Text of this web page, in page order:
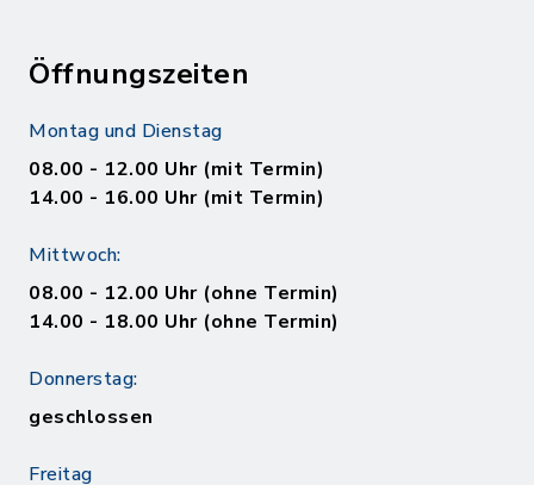
Öffnungszeiten
Montag und Dienstag
08.00 - 12.00 Uhr (mit Termin)
14.00 - 16.00 Uhr (mit Termin)
Mittwoch:
08.00 - 12.00 Uhr (ohne Termin)
14.00 - 18.00 Uhr (ohne Termin)
Donnerstag:
geschlossen
Freitag